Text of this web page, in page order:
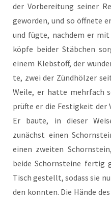
der Vor­be­rei­tung sei­ner
gewor­den, und so öff­ne­te
und füg­te, nach­dem er
köp­fe bei­der Stäb­chen
einem Kleb­stoff, der
te, zwei der Zünd­höl­zer
Wei­le, er hat­te mehr­fach
prüf­te er die Fes­tig­keit der
Er bau­te, in die­ser
zunächst einen
einen zwei­ten
bei­de Schorn­stei­ne fer­tig
Tisch gestellt, sodass sie
den konn­ten. Die Hän­de